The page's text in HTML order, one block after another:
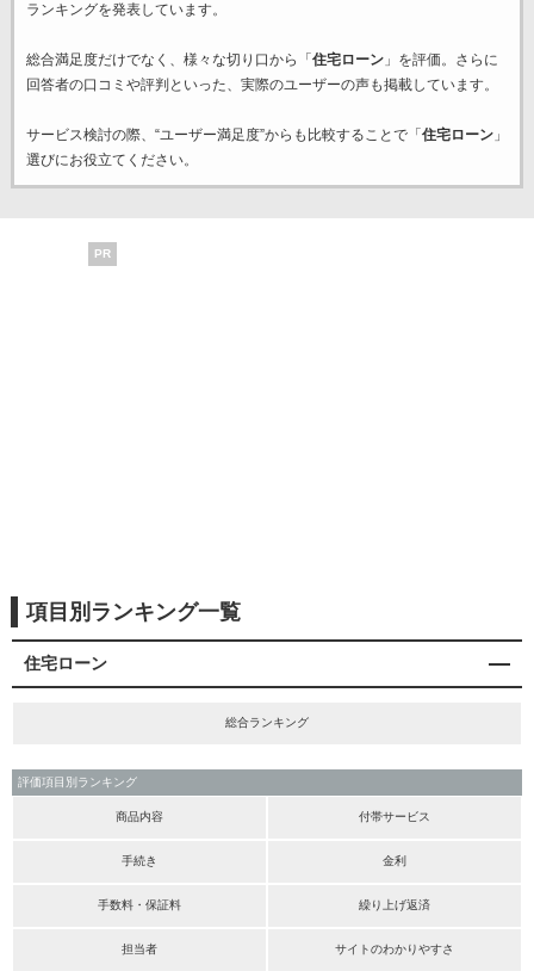
ランキングを発表しています。
総合満足度だけでなく、様々な切り口から「 住宅ローン」を評価。さらに
回答者の口コミや評判といった、実際のユーザーの声も掲載しています。
サービス検討の際、“ユーザー満足度”からも比較することで「 住宅ローン」
選びにお役立てください。
PR
項目別ランキング一覧
住宅ローン
総合ランキング
評価項目別ランキング
商品内容 付帯サービス
手続き 金利
手数料・保証料 繰り上げ返済
担当者 サイトのわかりやすさ